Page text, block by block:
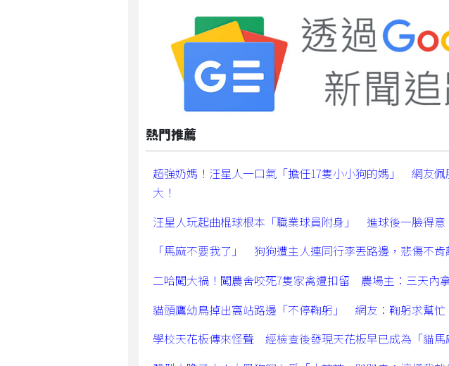
熱門推薦
超強奶媽！汪星人一口氣「擔任17隻小小狗的媽」 網友佩
大！
汪星人玩起曲棍球根本「職業球員附身」 進球後一臉得意
「馬麻不要我了」 狗狗遭主人連同行李丟路邊，悲傷不肯
二哈闖大禍！闖農舍咬死7隻家禽遭扣留 農場主：三天內
貓頭鷹幼鳥掉出窩站路邊「不停鞠躬」 網友：鞠躬求幫忙
學校天花板傳來怪聲 經檢查後發現天花板早已成為「貓馬